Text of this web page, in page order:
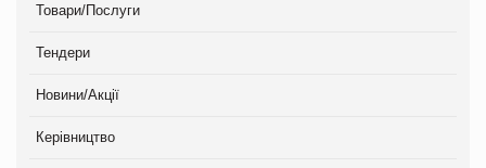
Товари/Послуги
Тендери
Новини/Акції
Керівництво